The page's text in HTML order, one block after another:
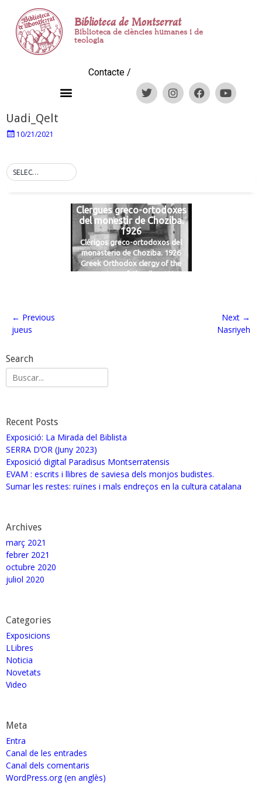
Biblioteca de Montserrat
Biblioteca de ciències humanes i de
teologia
Contacte /
Uadi_Qelt
10/21/2021
SELECT TAG
Clergues greco-ortodoxes
del monestir de Choziba.
1926
Clérigos greco-ortodoxos del
monasterio de Choziba. 1926
Greek Orthodox clergy of the
monastery of Choziba. 1926
← Previous
jueus
Next →
Nasriyeh
Search
Recent Posts
Exposició: La Mirada del Biblista
SERRA D’OR (Juny 2023)
Exposició digital Paradisus Montserratensis
EVAM : escrits i llibres de saviesa dels monjos budistes.
Sumar les restes: ruïnes i mals endreços en la cultura catalana
Archives
març 2021
febrer 2021
octubre 2020
juliol 2020
Categories
Exposicions
LLibres
Noticia
Novetats
Video
Meta
Entra
Canal de les entrades
Canal dels comentaris
WordPress.org (en anglès)